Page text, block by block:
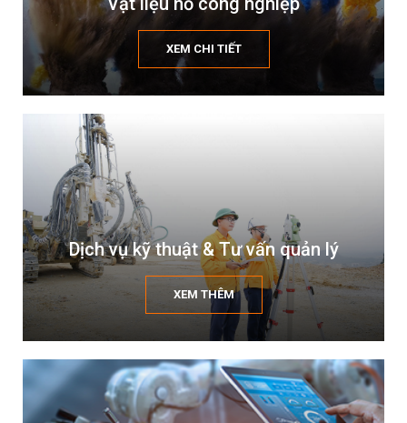
XEM CHI TIẾT
Dịch vụ kỹ thuật & Tư vấn quản lý
XEM THÊM